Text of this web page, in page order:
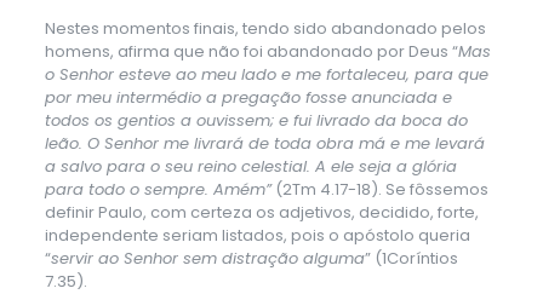
Nestes momentos finais, tendo sido abandonado pelos
homens, afirma que não foi abandonado por Deus “Mas
o Senhor esteve ao meu lado e me fortaleceu, para que
por meu intermédio a pregação fosse anunciada e
todos os gentios a ouvissem; e fui livrado da boca do
leão. O Senhor me livrará de toda obra má e me levará
a salvo para o seu reino celestial. A ele seja a glória
para todo o sempre. Amém”(2Tm 4.17-18). Se fôssemos
definir Paulo, com certeza os adjetivos, decidido, forte,
independente seriam listados, pois o apóstolo queria
“servir ao Senhor sem distração alguma” (1Coríntios
7.35).